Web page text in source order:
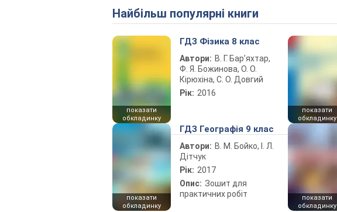
Найбільш популярні книги
показати
обкладинку
ГДЗ Фізика 8 клас
Автори: В. Г. Бар’яхтар,
Ф. Я. Божинова, О. О.
Кірюхіна, С. О. Довгий
Рік: 2016
показати
обкладинку
показати
обкладинку
ГДЗ Географія 9 клас
Автори: В. М. Бойко, І. Л.
Дітчук
Рік: 2017
Опис: Зошит для
практичних робіт
показати
обкладинку